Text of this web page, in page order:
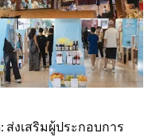
ส่งเสริมผู้ประกอบการ